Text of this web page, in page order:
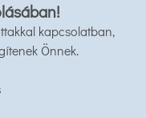
kapcsolatban,
Önnek.